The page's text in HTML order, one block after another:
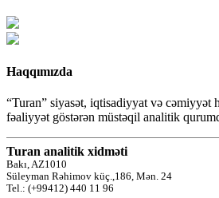
Haqqımızda
“Turan” siyasət, iqtisadiyyat və cəmiyyət
fəaliyyət göstərən müstəqil analitik
Turan analitik xidməti
Bakı, AZ1010
Süleyman Rəhimov küç.,186, Mən. 24
Tel.: (+99412) 440 11 96